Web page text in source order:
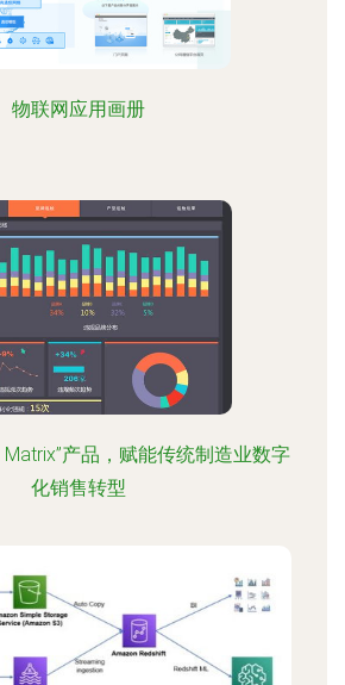
物联网应用画册
Matrix”产品，赋能传统制造业数字
化销售转型